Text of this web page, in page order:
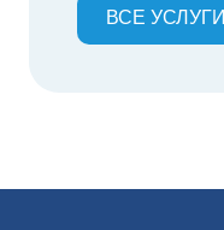
ВСЕ УСЛУГИ